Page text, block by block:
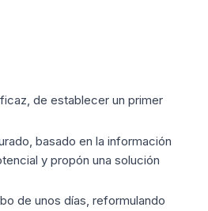
de establecer un primer
basado en la información
y propón una solución
de unos días, reformulando